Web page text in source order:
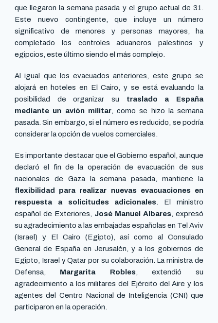
que llegaron la semana pasada y el grupo actual de 31.
Este nuevo contingente, que incluye un número
significativo de menores y personas mayores, ha
completado los controles aduaneros palestinos y
egipcios, este último siendo el más complejo.
Al igual que los evacuados anteriores, este grupo se
alojará en hoteles en El Cairo, y se está evaluando la
posibilidad de organizar su traslado a España
mediante un avión militar, como se hizo la semana
pasada. Sin embargo, si el número es reducido, se podría
considerar la opción de vuelos comerciales.
Es importante destacar que el Gobierno español, aunque
declaró el fin de la operación de evacuación de sus
nacionales de Gaza la semana pasada, mantiene la
flexibilidad para realizar nuevas evacuaciones en
respuesta a solicitudes adicionales . El ministro
español de Exteriores,
José Manuel Albares , expresó
su agradecimiento a las embajadas españolas en Tel Aviv
(Israel) y El Cairo (Egipto), así como al Consulado
General de España en Jerusalén, y a los gobiernos de
Egipto, Israel y Qatar por su colaboración. La ministra de
Defensa, Margarita Robles , extendió su
agradecimiento a los militares del Ejército del Aire y los
agentes del Centro Nacional de Inteligencia (CNI) que
participaron en la operación.